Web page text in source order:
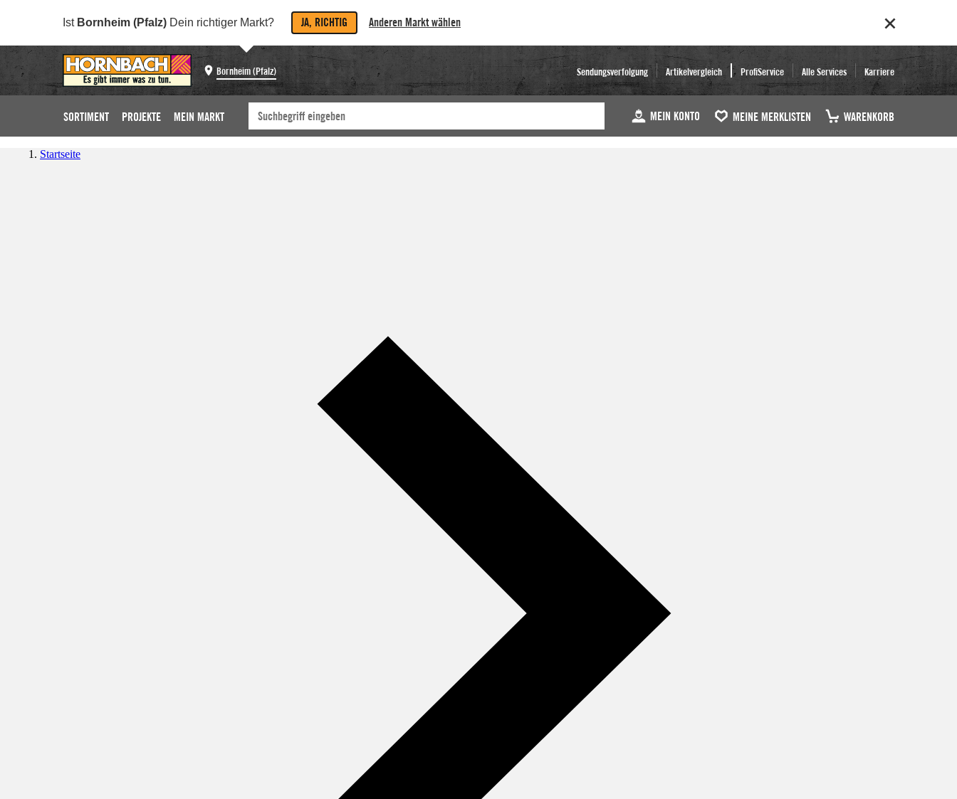
Ist Bornheim (Pfalz) Dein richtiger Markt? JA, RICHTIG Anderen Markt wählen
Bornheim (Pfalz) Sendungsverfolgung Artikelvergleich ProfiService Alle Services Karriere
SORTIMENT PROJEKTE MEIN MARKT MEIN KONTO MEINE MERKLISTEN WARENKORB
Startseite